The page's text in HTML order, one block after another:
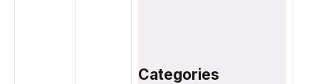
Categories